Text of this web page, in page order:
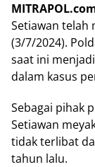
Setiawan telah
(3/7/2024).
saat ini
dalam kasus
Sebagai pihak
Setiawan
tidak terlibat
tahun lalu.